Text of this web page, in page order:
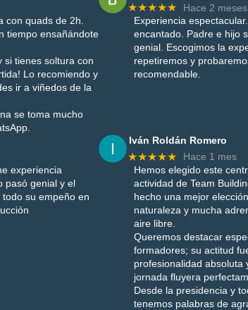
con quads de 2h.
tiempo ensañándote
si tienes soltura con
Lo recomiendo y
ir a viñedos de la
se toma mucho
★★★★★
Hace 2 meses
Experiencia
encantado. Padre e hijo
genial. Escogimos la
repetiremos y
recomendable.
experiencia
pasó genial y el
su empeño en
Iván Roldán Romero
★★★★★
Hace 1 mes
Hemos elegido este
actividad de Team
hecho una mejor
naturaleza y mucha
aire libre.
Queremos destacar
formadores; su actitud
profesionalidad absoluta
jornada fluyera
Desde la presidencia y
tenemos palabras de